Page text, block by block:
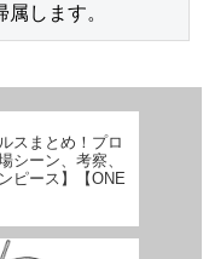
します。
スまとめ！プロ
シーン、考察、
ピース】【ONE